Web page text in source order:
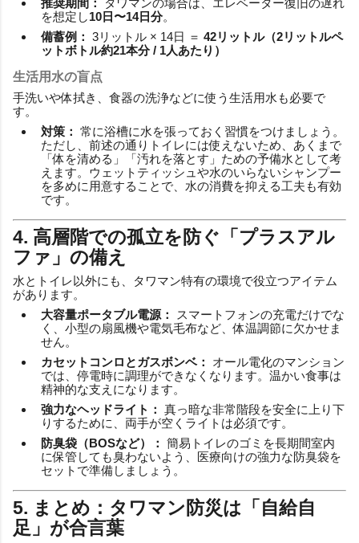
を想定し10日〜14日分。
備蓄例： 3リットル × 14日 ＝ 42リットル（2リットルペ
ットボトル約21本分 / 1人あたり）
生活用水の盲点
手洗いや体拭き、食器の洗浄などに使う生活用水も必要で
す。
対策： 常に浴槽に水を張っておく習慣をつけましょう。
ただし、前述の通りトイレには使えないため、あくまで
「体を清める」「汚れを落とす」ための予備水として考
えます。ウェットティッシュや水のいらないシャンプー
を多めに用意することで、水の消費を抑える工夫も有効
です。
4. 高層階での孤立を防ぐ「プラスアル
ファ」の備え
水とトイレ以外にも、タワマン特有の環境で役立つアイテム
があります。
大容量ポータブル電源：
スマートフォンの充電だけでな
く、小型の扇風機や電気毛布など、体温調節に欠かせま
せん。
カセットコンロとガスボンベ：
オール電化のマンション
では、停電時に調理ができなくなります。温かい食事は
精神的な支えになります。
強力なヘッドライト： 真っ暗な非常階段を安全に上り下
りするために、両手が空くライトは必須です。
防臭袋（BOSなど）： 簡易トイレのゴミを長期間室内
に保管しても臭わないよう、医療向けの強力な防臭袋を
セットで準備しましょう。
5. まとめ：タワマン防災は「自給自
足」が合言葉